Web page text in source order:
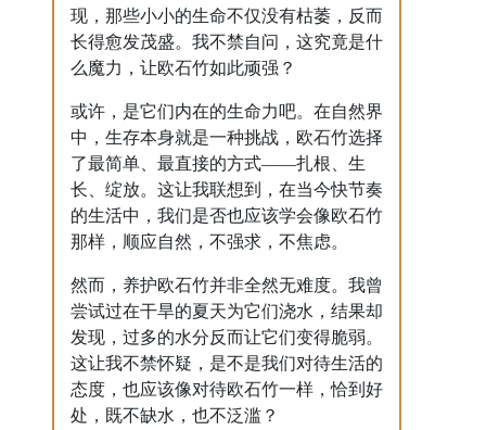
现，那些小小的生命不仅没有枯萎，反而
长得愈发茂盛。我不禁自问，这究竟是什
么魔力，让欧石竹如此顽强？
或许，是它们内在的生命力吧。在自然界
中，生存本身就是一种挑战，欧石竹选择
了最简单、最直接的方式——扎根、生
长、绽放。这让我联想到，在当今快节奏
的生活中，我们是否也应该学会像欧石竹
那样，顺应自然，不强求，不焦虑。
然而，养护欧石竹并非全然无难度。我曾
尝试过在干旱的夏天为它们浇水，结果却
发现，过多的水分反而让它们变得脆弱。
这让我不禁怀疑，是不是我们对待生活的
态度，也应该像对待欧石竹一样，恰到好
处，既不缺水，也不泛滥？